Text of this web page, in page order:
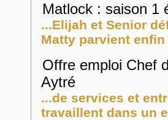
Matlock : saison 1
...Elijah et Senior
Matty parvient
Offre emploi Chef
Aytré
...de services et
travaillent dans un